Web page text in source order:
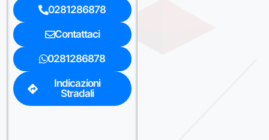
0281286878
Contattaci
0281286878
Indicazioni
Stradali